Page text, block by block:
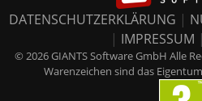
DATENSCHUTZERKLÄRUNG |
| IMPRESSUM |
© 2026 GIANTS Software GmbH Alle
Warenzeichen sind das